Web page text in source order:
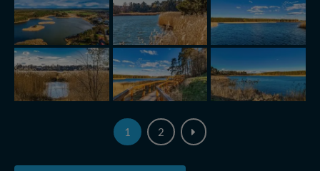
1 2
zrobić za Ciebie.
Dziękujemy, i życzmy miłego odkrywania Mazur na
nowo...